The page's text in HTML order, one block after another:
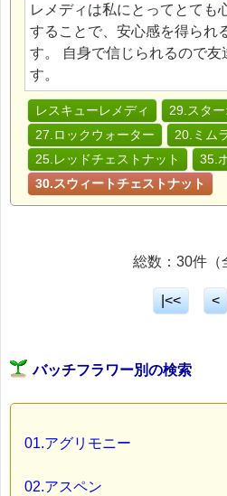
レメディは私にとってとても
することで、安心感を得られ
す。 自身で信じられるので友
す。
レスキューレメディ
29.スタ
27.ロックウォーター
20.ミム
25.レッドチェストナット
35.
30.スウィートチェストナット
総数：30件（
|<< <
バッチフラワー別の検索
01.アグリモニー
02.アスペン